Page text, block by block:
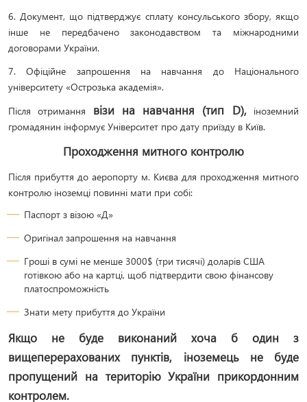
6. Документ, що підтверджує сплату консульського збору, якщо
інше не передбачено законодавством та міжнародними
договорами України.
7. Офіційне запрошення на навчання до Національного
університету «Острозька академія».
Після отримання візи на навчання (тип D),іноземний
громадянин інформує Університет про дату приїзду в Київ.
Проходження митного контролю
Після прибуття до аеропорту м. Києва для проходження митного
контролю іноземці повинні мати при собі:
Паспорт з візою «Д»
Оригінал запрошення на навчання
Гроші в сумі не менше 3000$ (три тисячі) доларів США
готівкою або на картці, щоб підтвердити свою фінансову
платоспроможність
Знати мету прибуття до України
Якщо не буде виконаний хоча б один з
вищеперерахованих пунктів, іноземець не буде
пропущений на територію України прикордонним
контролем.